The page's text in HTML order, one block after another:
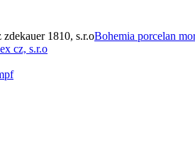
Bohemia porcelan
cz, s.r.o